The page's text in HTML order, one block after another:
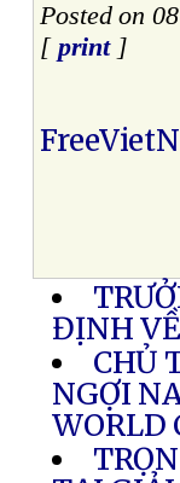
Posted on
[ print]
ĐỊNH
CHỦ
NGỢI
WORLD